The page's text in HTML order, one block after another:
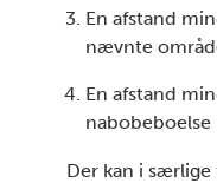
En afstand
nævnte
En afstand
Der kan i